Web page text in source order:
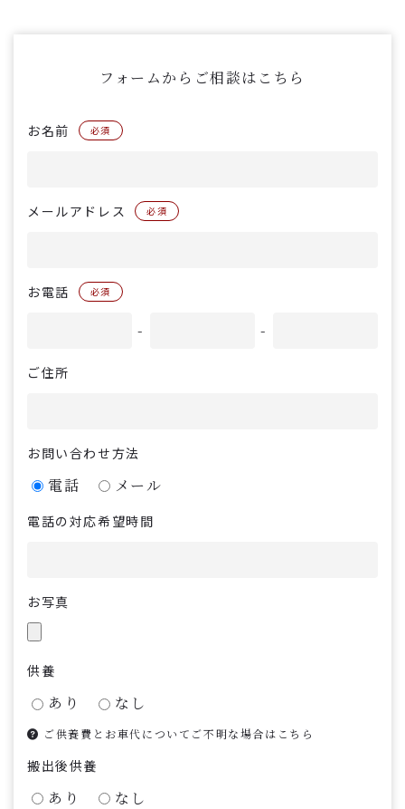
フォームからご相談はこちら
お名前 必須
メールアドレス 必須
お電話 必須
- -
ご住所
お問い合わせ方法
電話 メール
電話の対応希望時間
お写真
供養
あり なし
ご供養費とお車代についてご不明な場合はこちら
搬出後供養
あり なし